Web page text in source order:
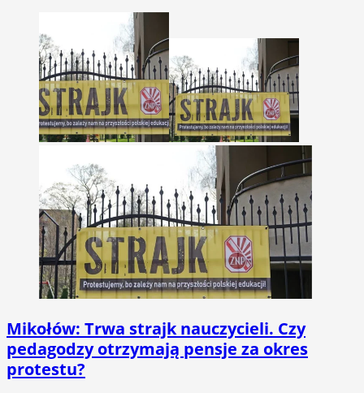
Mikołów: Trwa strajk nauczycieli. Czy
pedagodzy otrzymają pensje za okres
protestu?